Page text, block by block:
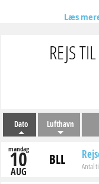
Læs
REJS
Dato Lufthavn
mandag
10
AUG
BLL Antal